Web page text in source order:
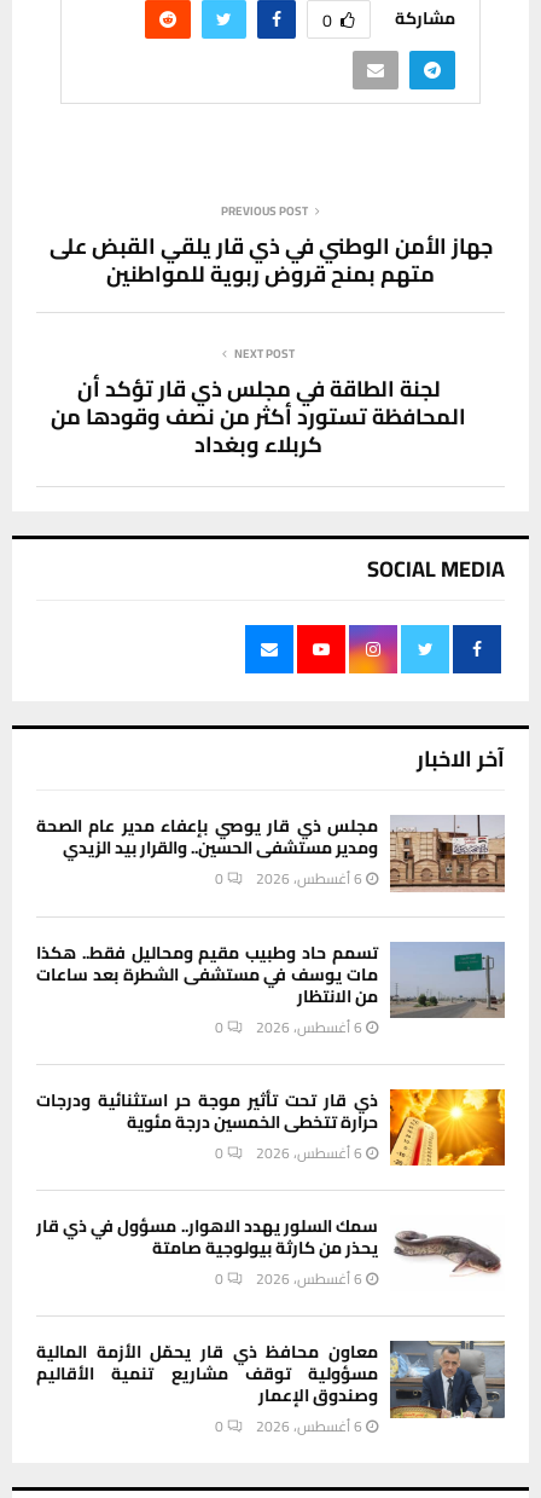
مشاركة 0
PREVIOUS POST
جهاز الأمن الوطني في ذي قار يلقي القبض على
متهم بمنح قروض ربوية للمواطنين
NEXT POST
لجنة الطاقة في مجلس ذي قار تؤكد أن
المحافظة تستورد أكثر من نصف وقودها من
كربلاء وبغداد
SOCIAL MEDIA
آخر الاخبار
مجلس ذي قار يوصي بإعفاء مدير عام الصحة
ومدير مستشفى الحسين.. والقرار بيد الزيدي
6 أغسطس، 2026 0
تسمم حاد وطبيب مقيم ومحاليل فقط.. هكذا
مات يوسف في مستشفى الشطرة بعد ساعات
من الانتظار
6 أغسطس، 2026 0
ذي قار تحت تأثير موجة حر استثنائية ودرجات
حرارة تتخطى الخمسين درجة مئوية
6 أغسطس، 2026 0
سمك السلور يهدد الاهوار.. مسؤول في ذي قار
يحذر من كارثة بيولوجية صامتة
6 أغسطس، 2026 0
معاون محافظ ذي قار يحمّل الأزمة المالية
مسؤولية توقف مشاريع تنمية الأقاليم
وصندوق الإعمار
6 أغسطس، 2026 0